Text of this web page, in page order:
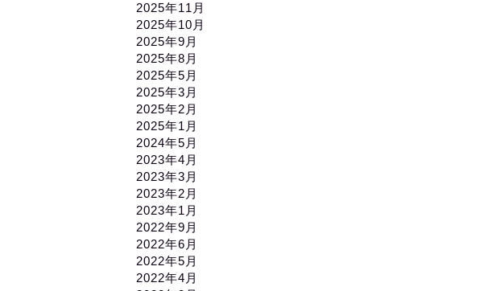
2025年11月
2025年10月
2025年9月
2025年8月
2025年5月
2025年3月
2025年2月
2025年1月
2024年5月
2023年4月
2023年3月
2023年2月
2023年1月
2022年9月
2022年6月
2022年5月
2022年4月